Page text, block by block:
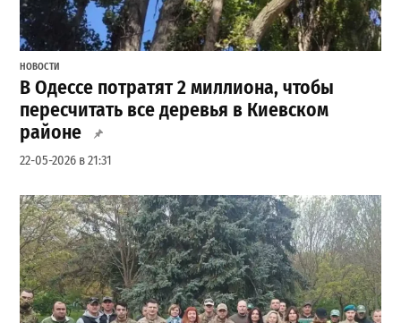
НОВОСТИ
В Одессе потратят 2 миллиона, чтобы
пересчитать все деревья в Киевском
районе
22-05-2026 в 21:31